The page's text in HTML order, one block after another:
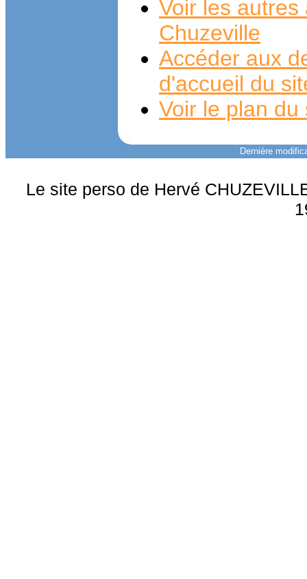
Voir les
Chuzeville
Accéder aux
d'accueil du
Voir le plan du
Dernière
Le site perso de Hervé